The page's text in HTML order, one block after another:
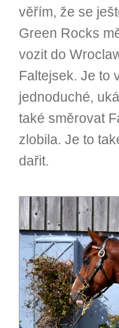
věřím, že se
Green Rocks
vozit do
Faltejsek. Je to
jednoduché,
také směrovat
zlobila. Je to
dařit.